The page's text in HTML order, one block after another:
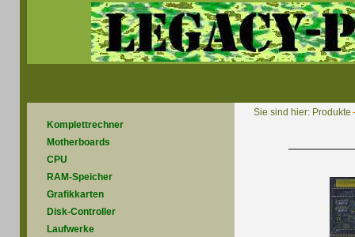
Komplettrechner
Motherboards
CPU
RAM-Speicher
Grafikkarten
Disk-Controller
Laufwerke
Sie sind hier: Produkte